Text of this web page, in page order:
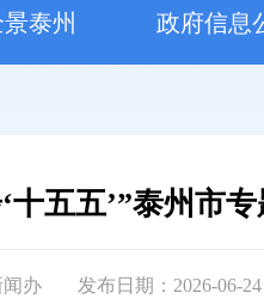
泰州 政府信息
十五五’”泰州市
办 发布日期：2026-06-24